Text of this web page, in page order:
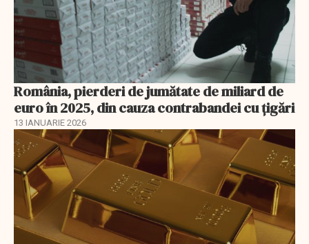
România, pierderi de jumătate de miliard de
euro în 2025, din cauza contrabandei cu ţigări
13 IANUARIE 2026